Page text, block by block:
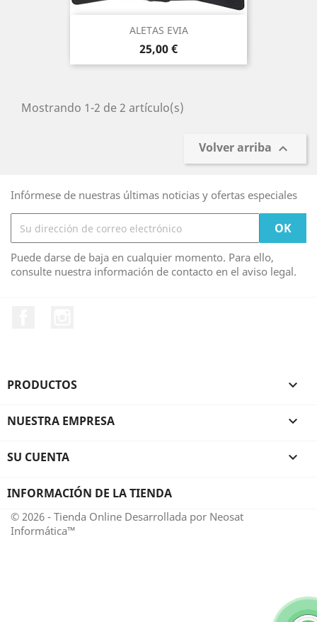
ALETAS EVIA
Precio
25,00 €
Mostrando 1-2 de 2 artículo(s)
Volver arriba 
Infórmese de nuestras últimas noticias y ofertas especiales
Puede darse de baja en cualquier momento. Para ello,
consulte nuestra información de contacto en el aviso legal.
PRODUCTOS 
NUESTRA EMPRESA 
SU CUENTA 
INFORMACIÓN DE LA TIENDA
© 2026 - Tienda Online Desarrollada por Neosat
Informática™